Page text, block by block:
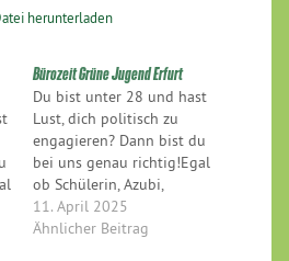
herunterladen
Bürozeit Grüne Jugend Erfurt
Du bist unter 28 und hast
Lust, dich politisch zu
engagieren? Dann bist du
bei uns genau richtig!Egal
ob Schülerin, Azubi,
Studentin oder schon im
Beruf – Hauptsache, du
11. April 2025
Ähnlicher Beitrag